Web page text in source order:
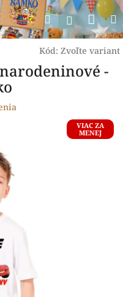
Hľadať
Kód: Zvoľte variant
-
VIAC ZA
MENEJ